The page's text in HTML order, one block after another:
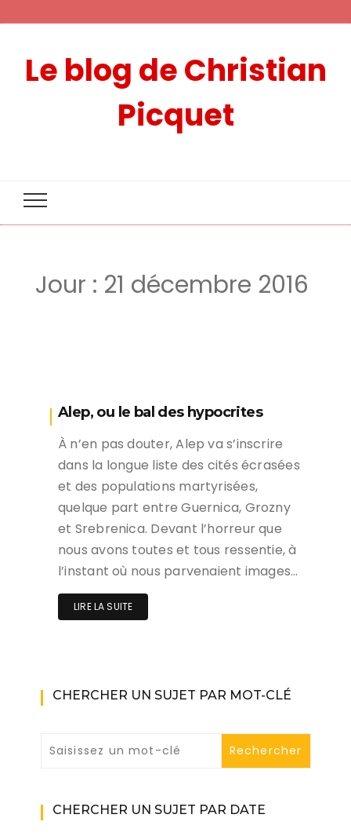
Le blog de Christian
Picquet
Jour : 21 décembre 2016
Alep, ou le bal des hypocrites
À n’en pas douter, Alep va s’inscrire
dans la longue liste des cités écrasées
et des populations martyrisées,
quelque part entre Guernica, Grozny
et Srebrenica. Devant l’horreur que
nous avons toutes et tous ressentie, à
l’instant où nous parvenaient images…
LIRE LA SUITE
CHERCHER UN SUJET PAR MOT-CLÉ
CHERCHER UN SUJET PAR DATE